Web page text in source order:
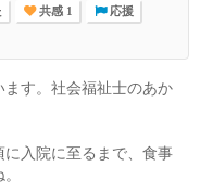
共感 1 応援
す。社会福祉士のあか
入院に至るまで、食事